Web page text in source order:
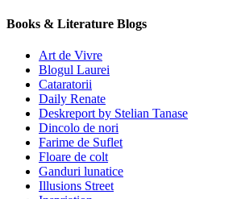
Books & Literature Blogs
Art de Vivre
Blogul Laurei
Cataratorii
Daily Renate
Deskreport by Stelian Tanase
Dincolo de nori
Farime de Suflet
Floare de colt
Ganduri lunatice
Illusions Street